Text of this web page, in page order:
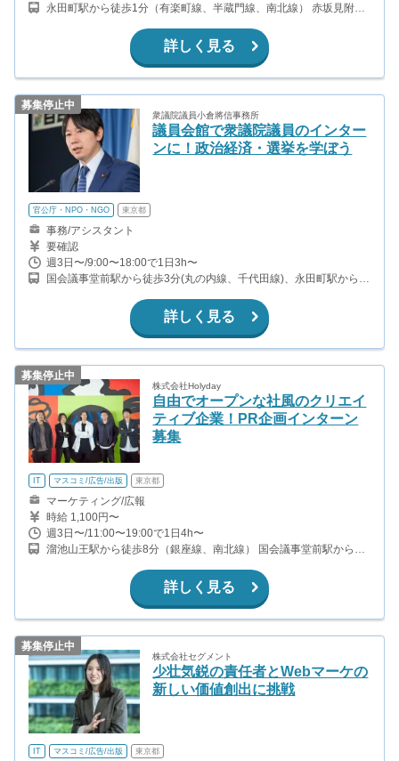
永田町駅から徒歩1分（有楽町線、半蔵門線、南北線） 赤坂見附駅
（千代田線、丸ノ内線） 溜池山王駅から徒歩10分（銀座線、南北
詳しく見る
募集停止中
衆議院議員小倉將信事務所
議員会館で衆議院議員のインター
ンに！政治経済・選挙を学ぼう
官公庁・NPO・NGO 東京都
事務/アシスタント
要確認
週3日〜/9:00〜18:00で1日3h〜
国会議事堂前駅から徒歩3分(丸の内線、千代田線)、永田町駅から徒
詳しく見る
募集停止中
株式会社Holyday
自由でオープンな社風のクリエイ
ティブ企業！PR企画インターン
募集
IT マスコミ/広告/出版 東京都
マーケティング/広報
時給 1,100円〜
週3日〜/11:00〜19:00で1日4h〜
溜池山王駅から徒歩8分（銀座線、南北線） 国会議事堂前駅から徒
本木一丁目駅から徒歩10分（南北線）
詳しく見る
募集停止中
株式会社セグメント
少壮気鋭の責任者とWebマーケの
新しい価値創出に挑戦
IT マスコミ/広告/出版 東京都